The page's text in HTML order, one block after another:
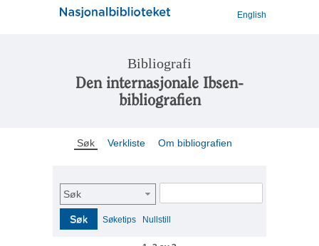
English
Bibliografi
Den internasjonale Ibsen-
bibliografien
Søk Verkliste Om bibliografien
Søk
Søk Søketips Nullstill